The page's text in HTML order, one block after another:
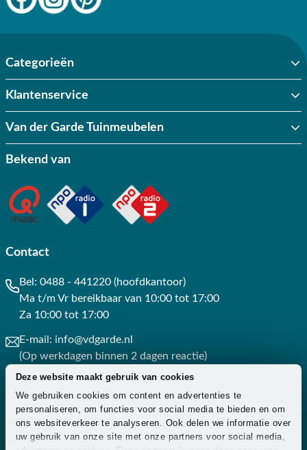
Deze website maakt gebruik van cookies
We gebruiken cookies om content en advertenties te
personaliseren, om functies voor social media te bieden en om
ons websiteverkeer te analyseren. Ook delen we informatie over
uw gebruik van onze site met onze partners voor social media,
Categorieën
Klantenservice
Van der Garde Tuinmeubelen
Bekend van
Contact
Bel: 0488 - 441220 (hoofdkantoor)
Ma t/m Vr bereikbaar van 10:00 tot 17:00
Za 10:00 tot 17:00
E-mail: info@vdgarde.nl
(Op werkdagen binnen 2 dagen reactie)
Whatsapp: 0488441220
(Op werkdagen binnen 3 uur reactie)
Contact